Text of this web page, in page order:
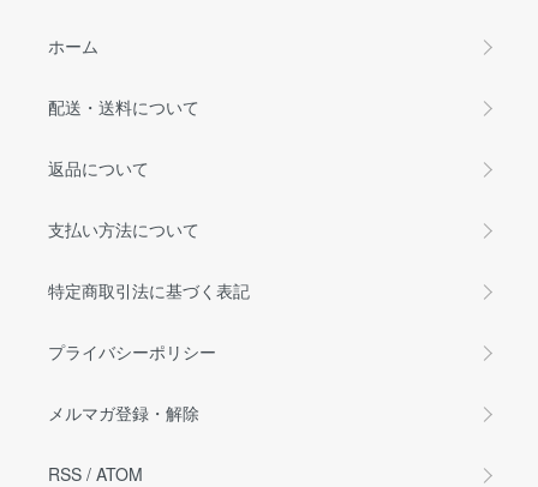
ホーム
配送・送料について
返品について
支払い方法について
特定商取引法に基づく表記
プライバシーポリシー
メルマガ登録・解除
RSS / ATOM